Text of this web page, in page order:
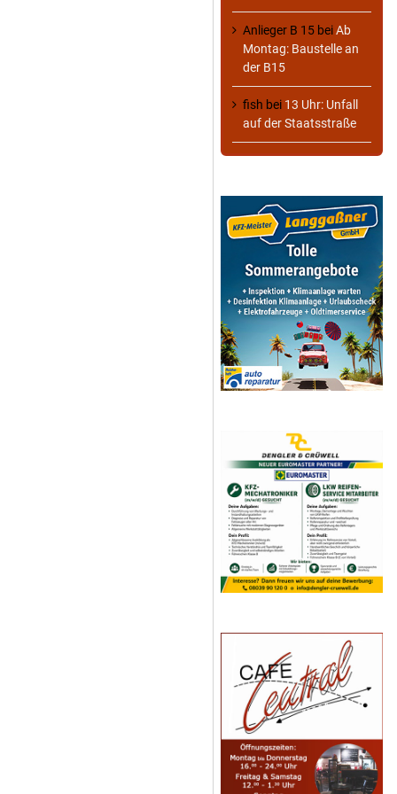
Anlieger B 15 beiAb
Montag: Baustelle an
der B15
fish bei 13 Uhr: Unfall
auf der Staatsstraße